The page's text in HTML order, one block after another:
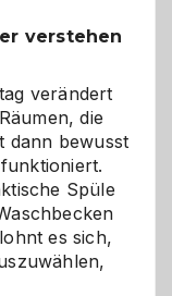
verstehen
verändert
die
dann bewusst
Spüle
es sich,